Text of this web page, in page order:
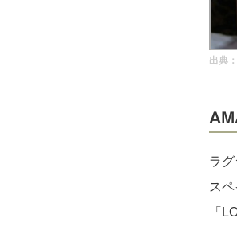
出典：
ラ
ス
「